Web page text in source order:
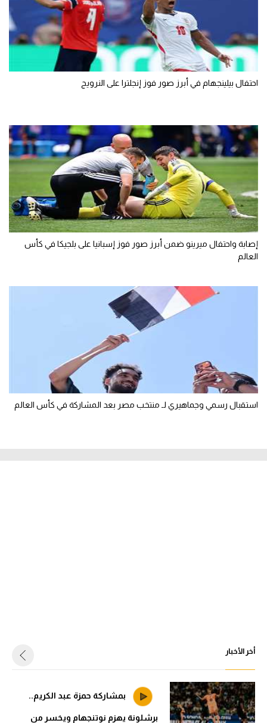
احتفال بيلينجهام في أبرز صور فوز إنجلترا على النرويج
إصابة واحتفال ميرينو ضمن أبرز صور فوز إسبانيا على بلجيكا في كأس
العالم
استقبال رسمي وجماهيري لـ منتخب مصر بعد المشاركة في كأس العالم
أخر الأخبار
بمشاركة حمزة عبد الكريم..
برشلونة يهزم نوتنجهام ويخسر من